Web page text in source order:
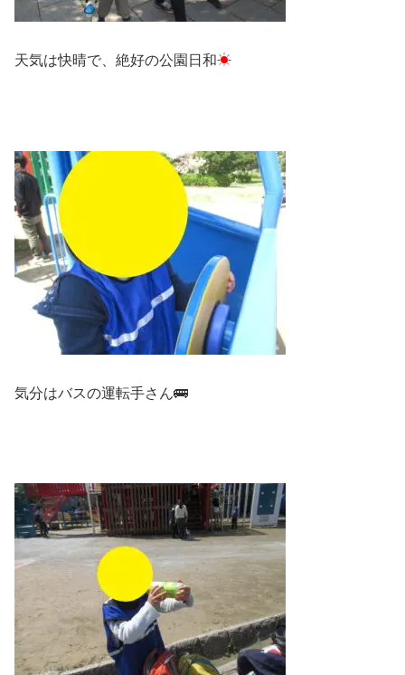
天気は快晴で、絶好の公園日和☀
気分はバスの運転手さん🚌